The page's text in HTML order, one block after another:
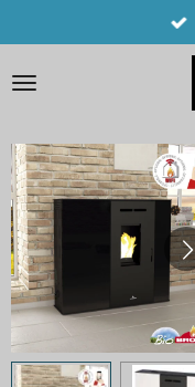
au
contenu